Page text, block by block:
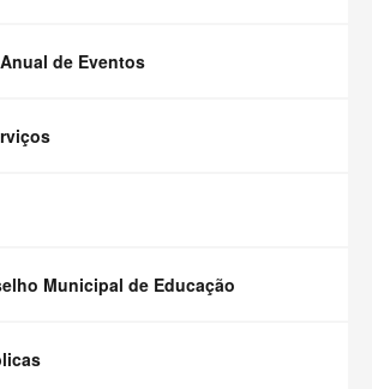
de Eventos
Municipal de Educação